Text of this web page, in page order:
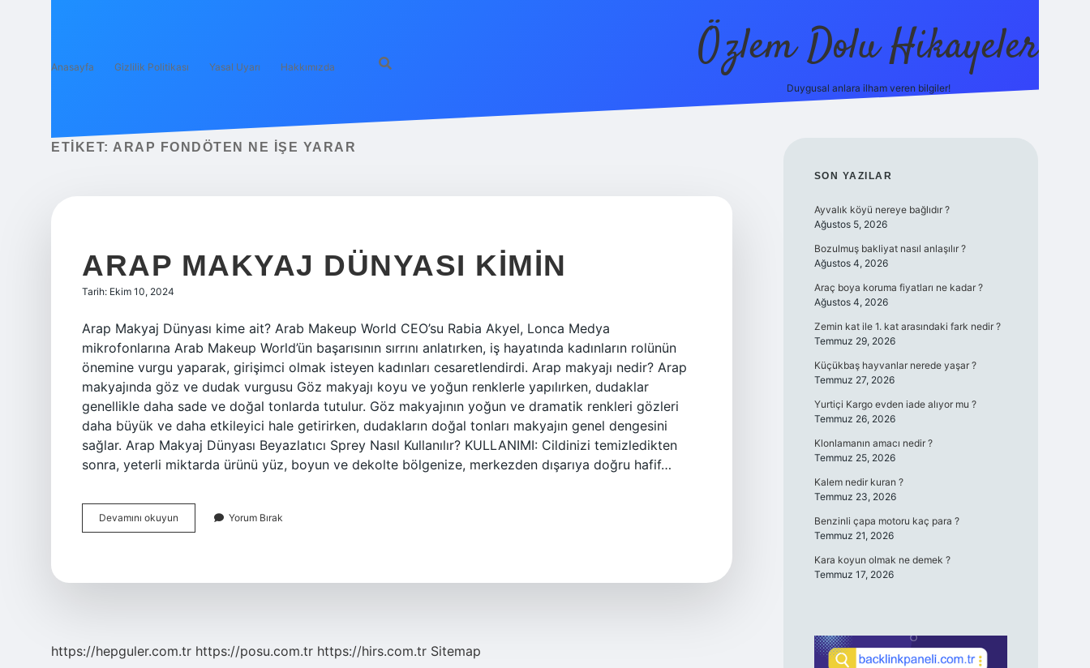
Anasayfa Gizlilik Politikası Yasal Uyarı Hakkımızda Özlem Dolu Hikayeler
Duygusal anlara ilham veren bilgiler!
ETIKET: ARAP FONDÖTEN NE IŞE YARAR
ARAP MAKYAJ DÜNYASI KIMIN
Tarih: Ekim 10, 2024
Arap Makyaj Dünyası kime ait? Arab Makeup World CEO’su Rabia Akyel, Lonca Medya
mikrofonlarına Arab Makeup World’ün başarısının sırrını anlatırken, iş hayatında kadınların rolünün
önemine vurgu yaparak, girişimci olmak isteyen kadınları cesaretlendirdi. Arap makyajı nedir? Arap
makyajında ​​göz ve dudak vurgusu Göz makyajı koyu ve yoğun renklerle yapılırken, dudaklar
genellikle daha sade ve doğal tonlarda tutulur. Göz makyajının yoğun ve dramatik renkleri gözleri
daha büyük ve daha etkileyici hale getirirken, dudakların doğal tonları makyajın genel dengesini
sağlar. Arap Makyaj Dünyası Beyazlatıcı Sprey Nasıl Kullanılır? KULLANIMI: Cildinizi temizledikten
sonra, yeterli miktarda ürünü yüz, boyun ve dekolte bölgenize, merkezden dışarıya doğru hafif…
Devamını okuyun
Makyaj
Yorum Bırak
https://hepguler.com.tr https://posu.com.tr https://hirs.com.tr Sitemap
SIDEBAR
SON YAZILAR
Ayvalık köyü nereye bağlıdır ?
Ağustos 5, 2026
Bozulmuş bakliyat nasıl anlaşılır ?
Ağustos 4, 2026
Araç boya koruma fiyatları ne kadar ?
Ağustos 4, 2026
Zemin kat ile 1. kat arasındaki fark nedir ?
Temmuz 29, 2026
Küçükbaş hayvanlar nerede yaşar ?
Temmuz 27, 2026
Yurtiçi Kargo evden iade alıyor mu ?
Temmuz 26, 2026
Klonlamanın amacı nedir ?
Temmuz 25, 2026
Kalem nedir kuran ?
Temmuz 23, 2026
Benzinli çapa motoru kaç para ?
Temmuz 21, 2026
Kara koyun olmak ne demek ?
Temmuz 17, 2026